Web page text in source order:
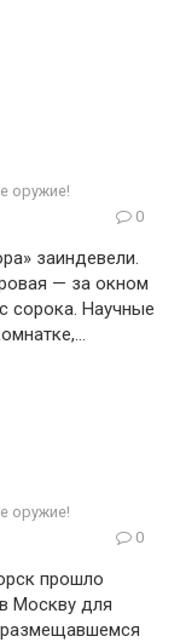
оружие!
0
заиндевели.
— за окном
сорока. Научные
оружие!
0
прошло
Москву для
размещавшемся